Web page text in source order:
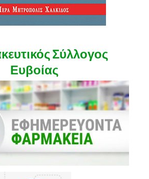
Σύλλογος
Ευβοίας